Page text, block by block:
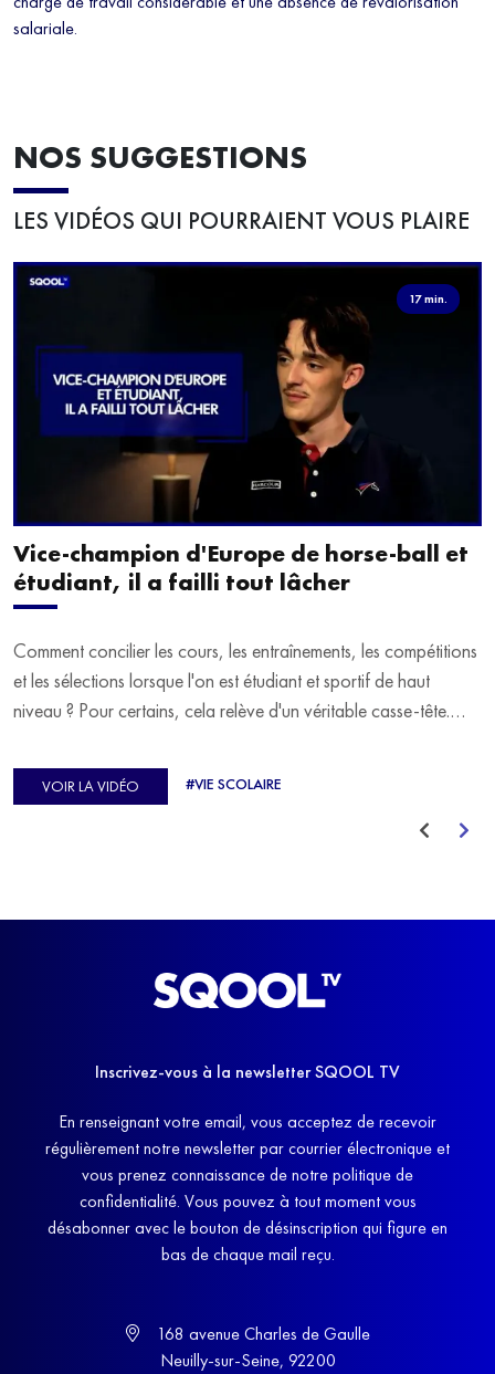
salariale.
NOS SUGGESTIONS
LES VIDÉOS QUI POURRAIENT VOUS PLAIRE
17 min.
Vice-champion d'Europe de horse-ball et
étudiant, il a failli tout lâcher
Comment concilier les cours, les entraînements, les compétitions
et les sélections lorsque l'on est étudiant et sportif de haut
niveau ? Pour certains, cela relève d'un véritable casse-tête.
d'Europe de Horse-ball, qui a failli abandonner ses études
avant de trouver un nouvel équilibre.
VOIR LA VIDÉO #VIE SCOLAIRE
Inscrivez-vous à la newsletter SQOOL TV
En renseignant votre email, vous acceptez de recevoir
régulièrement notre newsletter par courrier électronique et
vous prenez connaissance de notre politique de
confidentialité. Vous pouvez à tout moment vous
désabonner avec le bouton de désinscription qui figure en
bas de chaque mail reçu.
168 avenue Charles de Gaulle
Neuilly-sur-Seine, 92200